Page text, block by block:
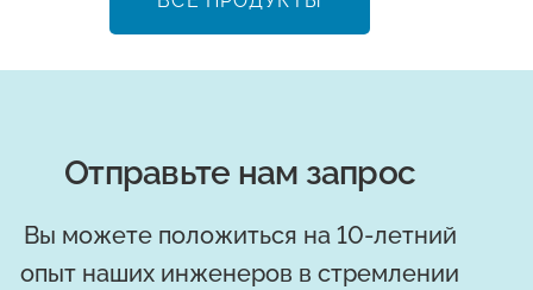
Отправьте нам запрос
Вы можете положиться на 10-летний
опыт наших инженеров в стремлении